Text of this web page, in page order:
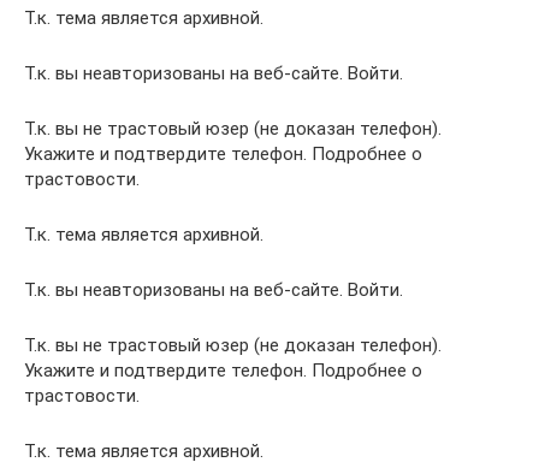
Т.к. тема является архивной.
Т.к. вы неавторизованы на веб-сайте. Войти.
Т.к. вы не трастовый юзер (не доказан телефон).
Укажите и подтвердите телефон. Подробнее о
трастовости.
Т.к. тема является архивной.
Т.к. вы неавторизованы на веб-сайте. Войти.
Т.к. вы не трастовый юзер (не доказан телефон).
Укажите и подтвердите телефон. Подробнее о
трастовости.
Т.к. тема является архивной.